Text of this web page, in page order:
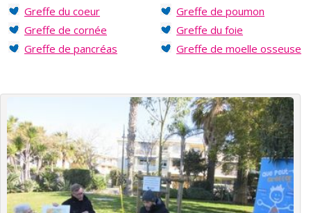
Greffe du coeur
Greffe de cornée
Greffe de pancréas
Greffe de poumon
Greffe du foie
Greffe de moelle osseuse